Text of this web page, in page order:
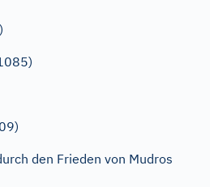
den Frieden von Mudros